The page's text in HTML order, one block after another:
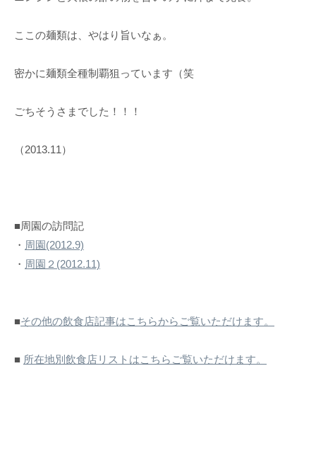
ここの麺類は、やはり旨いなぁ。
密かに麺類全種制覇狙っています（笑
ごちそうさまでした！！！
（2013.11）
■周園の訪問記
・ 周園(2012.9)
・ 周園２(2012.11)
■その他の飲食店記事はこちらからご覧いただけます。
■ 所在地別飲食店リストはこちらご覧いただけます。